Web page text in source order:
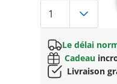
Le délai
Cadeau
Livraison